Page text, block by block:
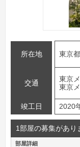
所在地 東京
交通
東京
東京
竣工日 2020
1部屋の募集があり
部屋詳細